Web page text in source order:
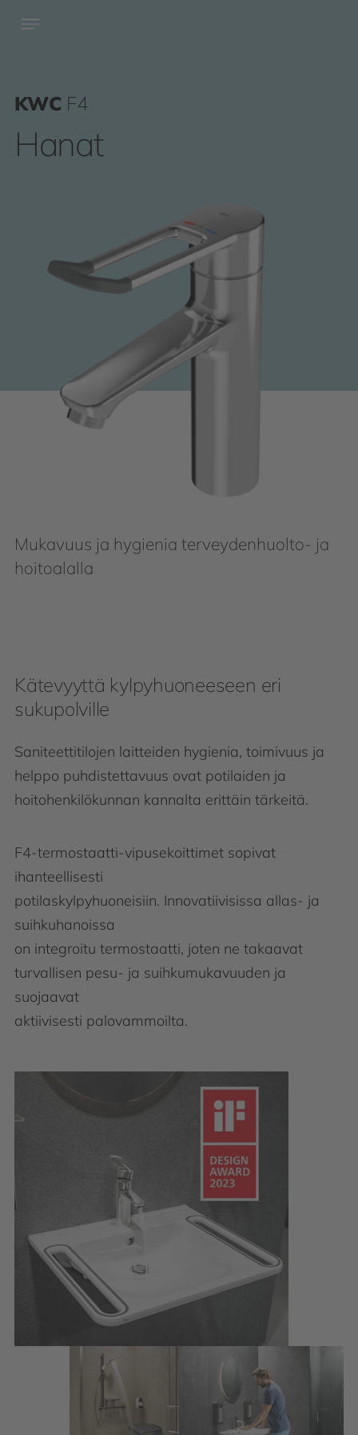
KWC F4
Hanat
Mukavuus ja hygienia terveydenhuolto- ja
hoitoalalla
Kätevyyttä kylpyhuoneeseen eri
sukupolville
Saniteettitilojen laitteiden hygienia, toimivuus ja
helppo puhdistettavuus ovat potilaiden ja
hoitohenkilökunnan kannalta erittäin tärkeitä.
F4-termostaatti-vipusekoittimet sopivat
ihanteellisesti
potilaskylpyhuoneisiin. Innovatiivisissa allas- ja
suihkuhanoissa
on integroitu termostaatti, joten ne takaavat
turvallisen pesu- ja suihkumukavuuden ja
suojaavat
aktiivisesti palovammoilta.